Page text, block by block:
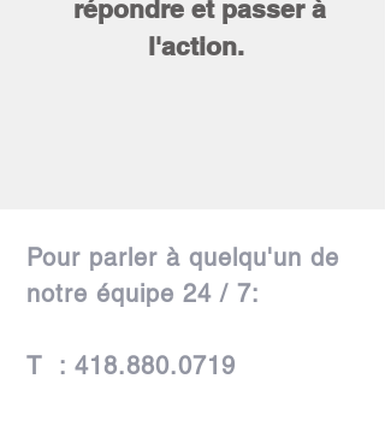
répondre et passer à
l'action.
Pour parler à quelqu'un de
notre équipe 24 / 7:
T : 418.880.0719